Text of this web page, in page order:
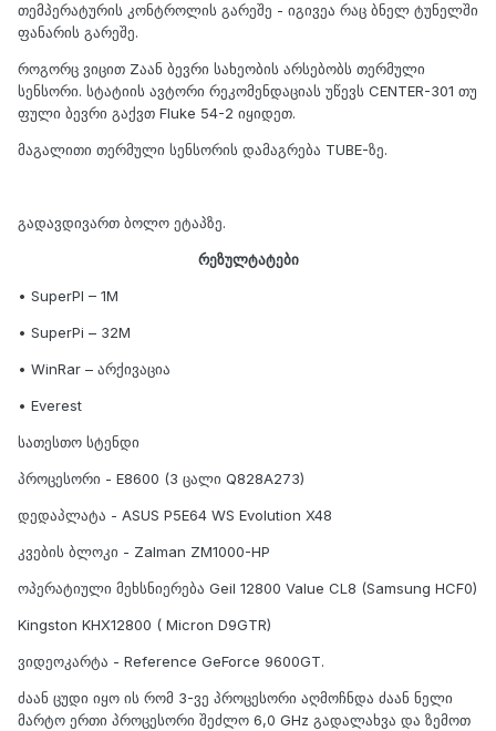
თემპერატურის კონტროლის გარეშე - იგივეა რაც ბნელ ტუნელში
ფანარის გარეშე.
როგორც ვიცით Zაან ბევრი სახეობის არსებობს თერმული
სენსორი. სტატიის ავტორი რეკომენდაციას უწევს CENTER-301 თუ
ფული ბევრი გაქვთ Fluke 54-2 იყიდეთ.
მაგალითი თერმული სენსორის დამაგრება TUBE-ზე.
გადავდივართ ბოლო ეტაპზე.
რეზულტატები
• SuperPI – 1M
• SuperPi – 32M
• WinRar – არქივაცია
• Everest
სათესთო სტენდი
პროცესორი - E8600 (3 ცალი Q828A273)
დედაპლატა - ASUS P5E64 WS Evolution X48
კვების ბლოკი - Zalman ZM1000-HP
ოპერატიული მეხსნიერება Geil 12800 Value CL8 (Samsung HCF0)
Kingston KHX12800 ( Micron D9GTR)
ვიდეოკარტა - Reference GeForce 9600GT.
ძაან ცუდი იყო ის რომ 3-ვე პროცესორი აღმოჩნდა ძაან ნელი
მარტო ერთი პროცესორი შეძლო 6,0 GHz გადალახვა და ზემოთ